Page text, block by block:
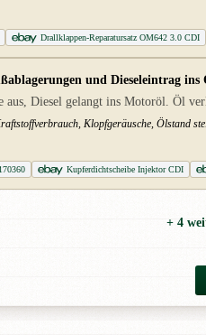
Drallklappen-Reparatursatz OM642 3.0 CDI
und Dieseleintrag ins
Diesel gelangt ins Motoröl. Öl
Klopfgeräusche, Ölstand
Kupferdichtscheibe Injektor CDI
+ 4